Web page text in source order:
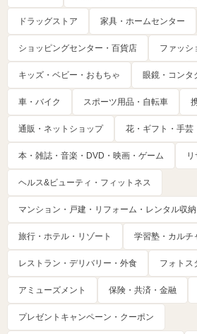
ドラッグストア 家具・ホームセンター
ショッピングセンター・百貨店 ファッシ
キッズ・ベビー・おもちゃ 眼鏡・コンタ
車・バイク スポーツ用品・自転車
通販・ネットショップ 花・ギフト・手芸
本・雑誌・音楽・DVD・映画・ゲーム
ヘルス&ビューティ・フィットネス
マンション・戸建・リフォーム・レンタル収納
旅行・ホテル・リゾート 学習塾・カルチ
レストラン・デリバリー・外食 フォトス
アミューズメント 保険・共済・金融
プレゼントキャンペーン・クーポン